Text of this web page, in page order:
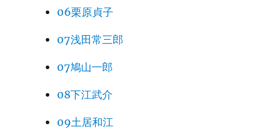
06栗原貞子
07浅田常三郎
07鳩山一郎
08下江武介
09土居和江